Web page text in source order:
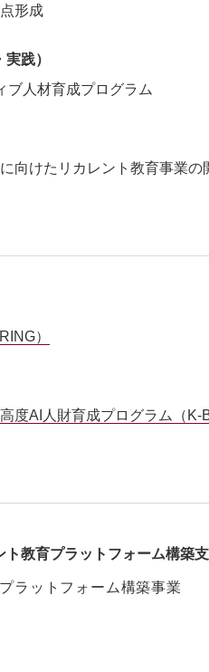
形成
践）
ブ人材育成プログラム
向けたリカレント教育事業の
）
度AI人財育成プログラム（K-
教育プラットフォーム構築
ラットフォーム構築事業